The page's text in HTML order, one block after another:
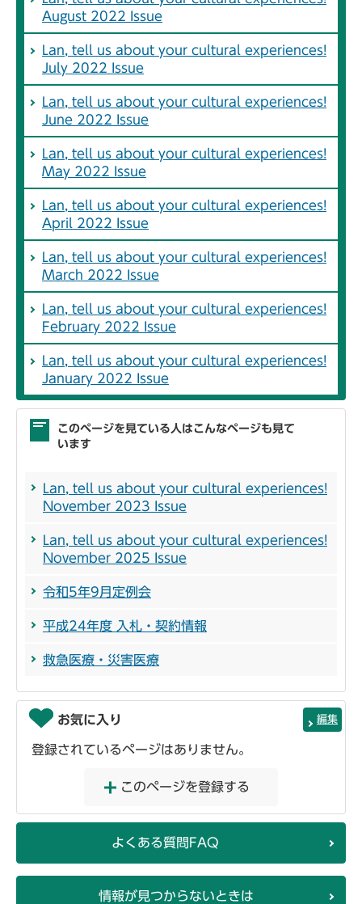
August 2022 Issue
Lan, tell us about your cultural experiences!
July 2022 Issue
Lan, tell us about your cultural experiences!
June 2022 Issue
Lan, tell us about your cultural experiences!
May 2022 Issue
Lan, tell us about your cultural experiences!
April 2022 Issue
Lan, tell us about your cultural experiences!
March 2022 Issue
Lan, tell us about your cultural experiences!
February 2022 Issue
Lan, tell us about your cultural experiences!
January 2022 Issue
このページを見ている人はこんなページも見て
います
Lan, tell us about your cultural experiences!
November 2023 Issue
Lan, tell us about your cultural experiences!
November 2025 Issue
令和5年9月定例会
平成24年度 入札・契約情報
救急医療・災害医療
お気に入り 編集
登録されているページはありません。
このページを登録する
よくある質問FAQ
情報が見つからないときは